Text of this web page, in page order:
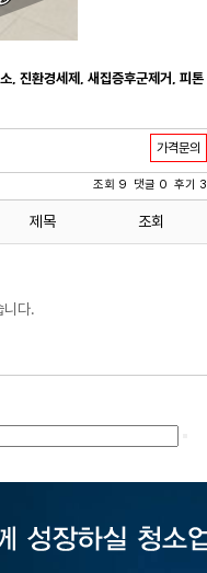
, 진환경세제, 새집증후군제거, 피톤
가격문의
조회 9 댓글 0 후기 3
제목 조회
니다.